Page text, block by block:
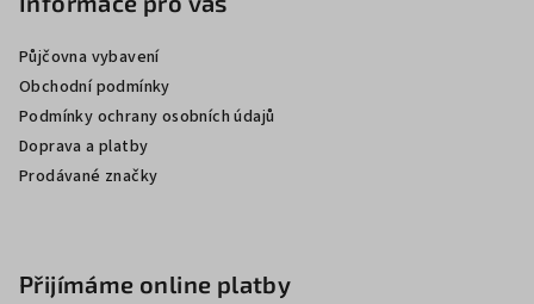
Půjčovna vybavení
Obchodní podmínky
Podmínky ochrany osobních údajů
Doprava a platby
Prodávané značky
Přijímáme online platby